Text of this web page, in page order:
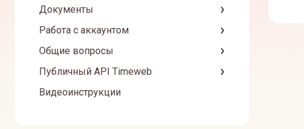
Документы
Работа с аккаунтом
Общие вопросы
Публичный API Timeweb
Видеоинструкции